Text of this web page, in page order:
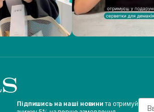
Підпишись на наші новини та отримуйEmail